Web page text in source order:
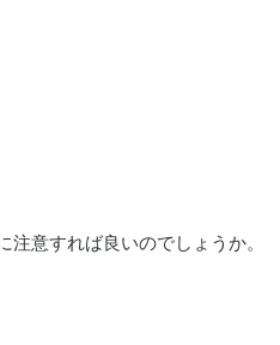
意すれば良いのでしょうか。